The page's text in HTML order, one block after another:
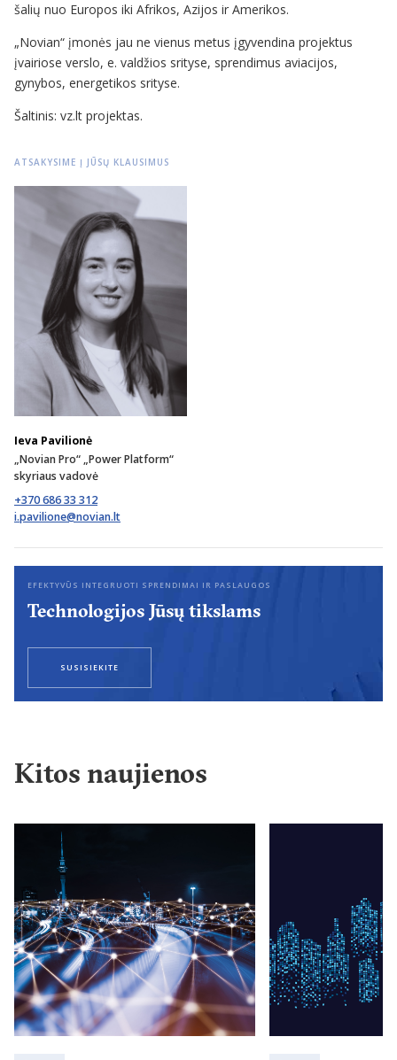
šalių nuo Europos iki Afrikos, Azijos ir Amerikos.
„Novian“ įmonės jau ne vienus metus įgyvendina projektus
įvairiose verslo, e. valdžios srityse, sprendimus aviacijos,
gynybos, energetikos srityse.
Šaltinis: vz.lt projektas.
ATSAKYSIME Į JŪSŲ KLAUSIMUS
Ieva Pavilionė
„Novian Pro“ „Power Platform“
skyriaus vadovė
+370 686 33 312
EFEKTYVŪS INTEGRUOTI SPRENDIMAI IR PASLAUGOS
Technologijos Jūsų tikslams
SUSISIEKITE
Kitos naujienos